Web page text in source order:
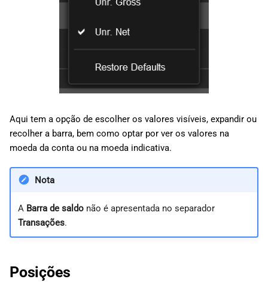
Aqui tem a opção de escolher os valores visíveis, expandir ou
recolher a barra, bem como optar por ver os valores na
moeda da conta ou na moeda indicativa.
Nota
A Barra de saldonão é apresentada no separador
Transações.
Posições